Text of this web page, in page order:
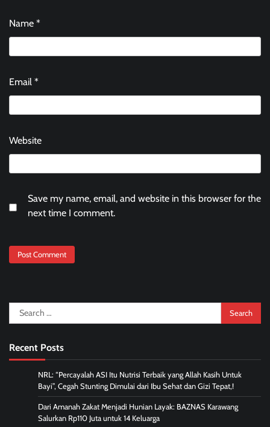
Name *
Email *
Website
Save my name, email, and website in this browser for the
next time I comment.
Search
for:
Recent Posts
NRL: “Percayalah ASI Itu Nutrisi Terbaik yang Allah Kasih Untuk
Bayi”, Cegah Stunting Dimulai dari Ibu Sehat dan Gizi Tepat,!
Dari Amanah Zakat Menjadi Hunian Layak: BAZNAS Karawang
Salurkan Rp110 Juta untuk 14 Keluarga